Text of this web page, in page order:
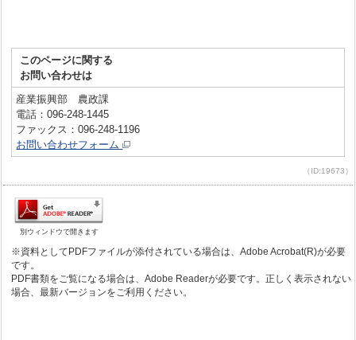
このページに関する
お問い合わせは
産業振興部 農政課
電話：096-248-1445
ファックス：096-248-1196
お問い合わせフォーム
（ID:19673）
別ウィンドウで開きます
※資料としてPDFファイルが添付されている場合は、Adobe Acrobat(R)が必要
です。
PDF書類をご覧になる場合は、Adobe Readerが必要です。正しく表示されない
場合、最新バージョンをご利用ください。